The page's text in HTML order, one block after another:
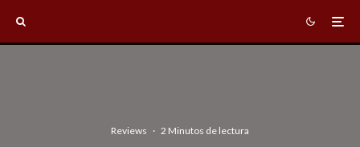
Reviews · 2 Minutos de lectura